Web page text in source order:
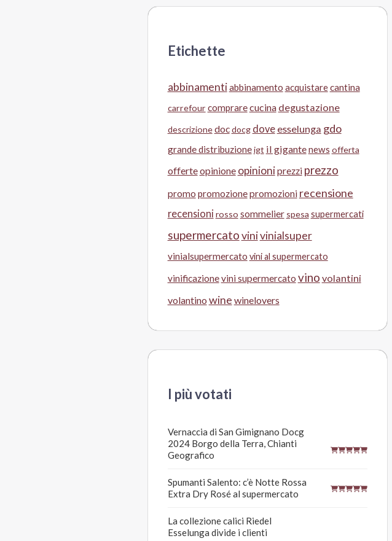
Etichette
abbinamentiabbinamento acquistarecantina
carrefour comprarecucina degustazione
descrizionedocdocg dove esselunga gdo
grande distribuzioneigt il gigantenews offerta
offerteopinione opinioniprezzi prezzo
promo promozionepromozioni recensione
recensioni rosso sommelier spesa supermercati
supermercatovinivinialsuper
vinialsupermercato vini al supermercato
vinificazionevini supermercato vino volantini
volantino wine winelovers
I più votati
Vernaccia di San Gimignano Docg
2024 Borgo della Terra, Chianti
Geografico
Spumanti Salento: c’è Notte Rossa
Extra Dry Rosé al supermercato
La collezione calici Riedel
Esselunga divide i clienti